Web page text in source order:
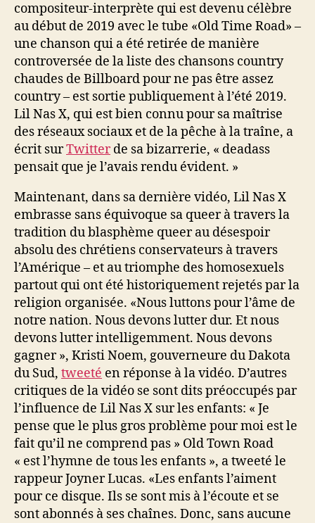
compositeur-interprète qui est devenu célèbre
au début de 2019 avec le tube «Old Time Road» –
une chanson qui a été retirée de manière
controversée de la liste des chansons country
chaudes de Billboard pour ne pas être assez
country – est sortie publiquement à l’été 2019.
Lil Nas X, qui est bien connu pour sa maîtrise
des réseaux sociaux et de la pêche à la traîne, a
écrit surTwitterde sa bizarrerie, « deadass
pensait que je l’avais rendu évident. »
Maintenant, dans sa dernière vidéo, Lil Nas X
embrasse sans équivoque sa queer à travers la
tradition du blasphème queer au désespoir
absolu des chrétiens conservateurs à travers
l’Amérique – et au triomphe des homosexuels
partout qui ont été historiquement rejetés par la
religion organisée. «Nous luttons pour l’âme de
notre nation. Nous devons lutter dur. Et nous
devons lutter intelligemment. Nous devons
gagner », Kristi Noem, gouverneure du Dakota
du Sud, tweeté en réponse à la vidéo. D’autres
critiques de la vidéo se sont dits préoccupés par
l’influence de Lil Nas X sur les enfants: « Je
pense que le plus gros problème pour moi est le
fait qu’il ne comprend pas » Old Town Road
« est l’hymne de tous les enfants », a tweeté le
rappeur Joyner Lucas. «Les enfants l’aiment
pour ce disque. Ils se sont mis à l’écoute et se
sont abonnés à ses chaînes. Donc, sans aucune